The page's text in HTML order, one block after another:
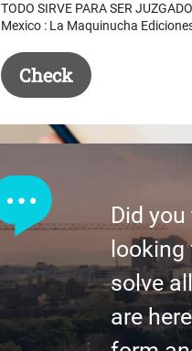
$ 50.50.
$ 35.50.
TODO SIRVE PARA SER
Mexico : La Maquinucha
Check
Did
solve
are